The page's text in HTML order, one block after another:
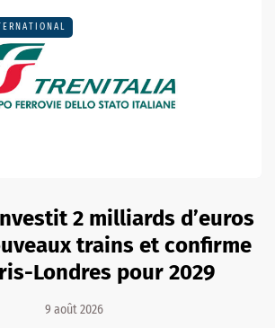
2 milliards d’euros
trains et confirme
Londres pour 2029
9 août 2026